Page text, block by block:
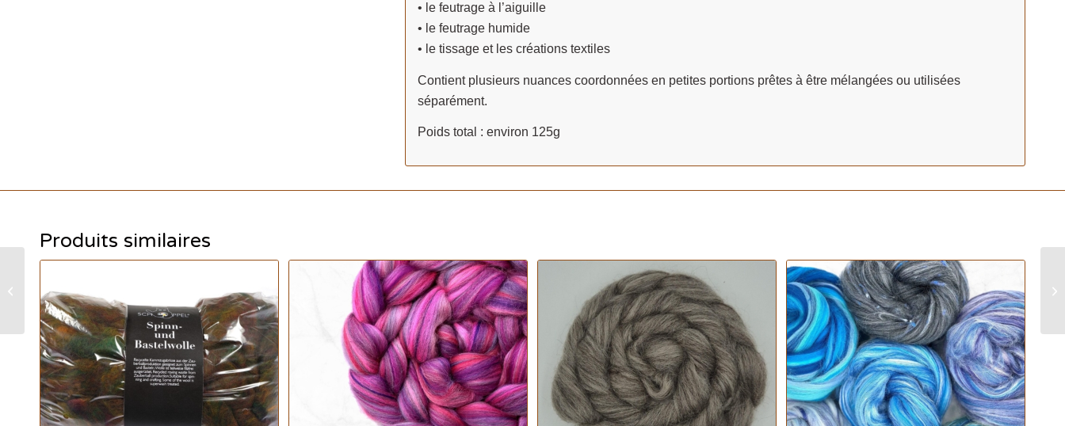
• le feutrage à l’aiguille
• le feutrage humide
• le tissage et les créations textiles
Contient plusieurs nuances coordonnées en petites portions prêtes à être mélangées ou utilisées
séparément.
Poids total : environ 125g
Produits similaires
Mélange de Fibres
Cardées 175g